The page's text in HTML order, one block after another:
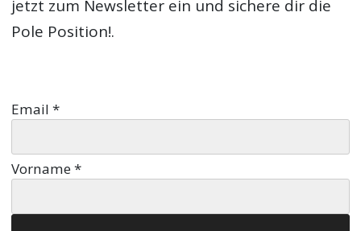
jetzt zum Newsletter ein und sichere dir die
Pole Position!.
Email*
Vorname*